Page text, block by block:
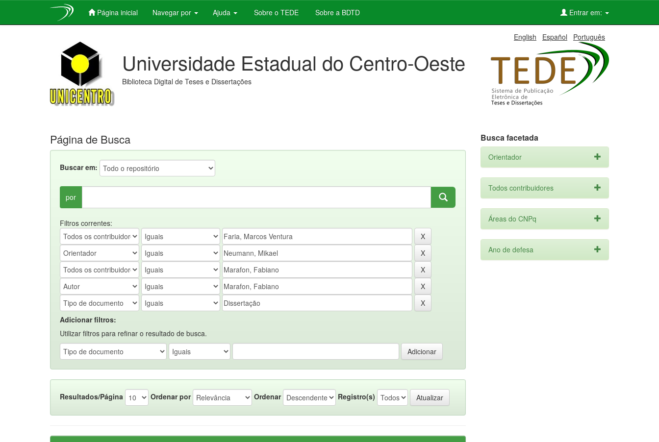
Página inicial Navegar por Ajuda Sobre o TEDE Sobre a BDTD Entrar em:
English Español Português
Universidade Estadual do Centro-Oeste
Biblioteca Digital de Teses e Dissertações
Página de Busca
Buscar em:
por
Filtros correntes:
Adicionar filtros:
Utilizar filtros para refinar o resultado de busca.
Resultados/Página Ordenar por Ordenar Registro(s)
Busca facetada
Orientador
Todos contribuidores
Áreas do CNPq
Ano de defesa